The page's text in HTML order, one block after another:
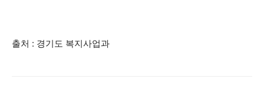
출처 : 경기도 복지사업과